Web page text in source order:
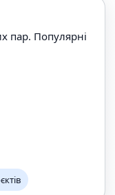
пар. Популярні